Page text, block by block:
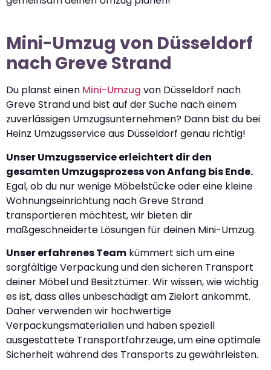
Mini-Umzug von Düsseldorf
nach Greve Strand
Du planst einen Mini-Umzug von Düsseldorf nach
Greve Strand und bist auf der Suche nach einem
zuverlässigen Umzugsunternehmen? Dann bist du bei
Heinz Umzugsservice aus Düsseldorf genau richtig!
Unser Umzugsservice erleichtert dir den
gesamten Umzugsprozess von Anfang bis Ende.
Egal, ob du nur wenige Möbelstücke oder eine kleine
Wohnungseinrichtung nach Greve Strand
transportieren möchtest, wir bieten dir
maßgeschneiderte Lösungen für deinen Mini-Umzug.
Unser erfahrenes Team kümmert sich um eine
sorgfältige Verpackung und den sicheren Transport
deiner Möbel und Besitztümer. Wir wissen, wie wichtig
es ist, dass alles unbeschädigt am Zielort ankommt.
Daher verwenden wir hochwertige
Verpackungsmaterialien und haben speziell
ausgestattete Transportfahrzeuge, um eine optimale
Sicherheit während des Transports zu gewährleisten.